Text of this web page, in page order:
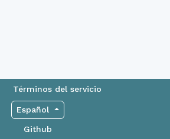
Términos del servicio
Español
Github